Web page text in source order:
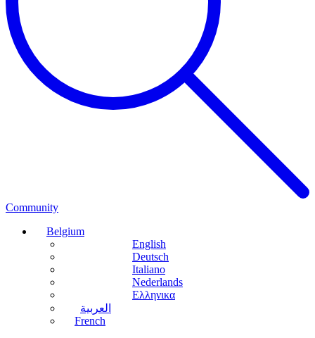
Community
Belgium
English
Deutsch
Italiano
Nederlands
Ελληνικα
العربية
French